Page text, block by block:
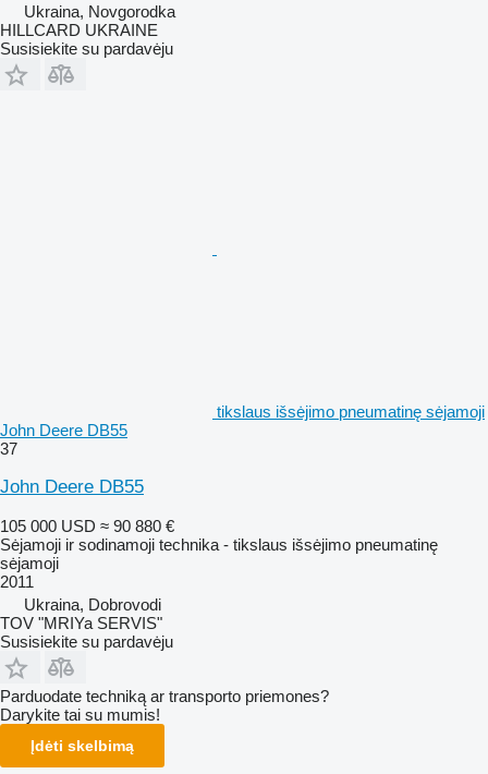
Ukraina, Novgorodka
HILLCARD UKRAINE
Susisiekite su pardavėju
tikslaus išsėjimo pneumatinę sėjamoji
John Deere DB55
37
John Deere DB55
105 000 USD ≈ 90 880 €
Sėjamoji ir sodinamoji technika - tikslaus išsėjimo pneumatinę
sėjamoji
2011
Ukraina, Dobrovodi
TOV "MRIYa SERVIS"
Susisiekite su pardavėju
Parduodate techniką ar transporto priemones?
Darykite tai su mumis!
Įdėti skelbimą